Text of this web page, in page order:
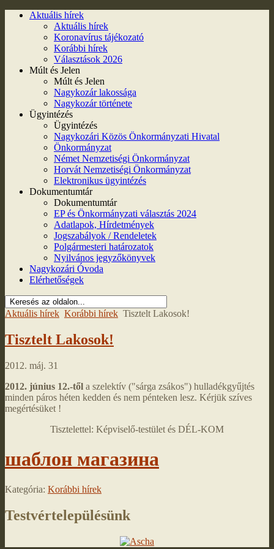
Aktuális hírek
Aktuális hírek
Koronavírus tájékozató
Korábbi hírek
Választások 2026
Múlt és Jelen
Múlt és Jelen
Nagykozár lakossága
Nagykozár története
Ügyintézés
Ügyintézés
Nagykozári Közös Önkormányzati Hivatal
Önkormányzat
Német Nemzetiségi Önkormányzat
Horvát Nemzetiségi Önkormányzat
Elektronikus ügyintézés
Dokumentumtár
Dokumentumtár
EP és Önkormányzati választás 2024
Adatlapok, Hírdetmények
Jogszabályok / Rendeletek
Polgármesteri határozatok
Nyilvános jegyzőkönyvek
Nagykozári Óvoda
Elérhetőségek
Aktuális hírek Korábbi hírek Tisztelt Lakosok!
Tisztelt Lakosok!
2012. máj. 31
2012. június 12.-től a szelektív ("sárga zsákos") hulladékgyűjtés
minden páros héten kedden és nem pénteken lesz. Kérjük szíves
megértésüket !
Tisztelettel: Képviselő-testület és DÉL-KOM
шаблон магазина
Kategória: Korábbi hírek
Testvértelepülésünk